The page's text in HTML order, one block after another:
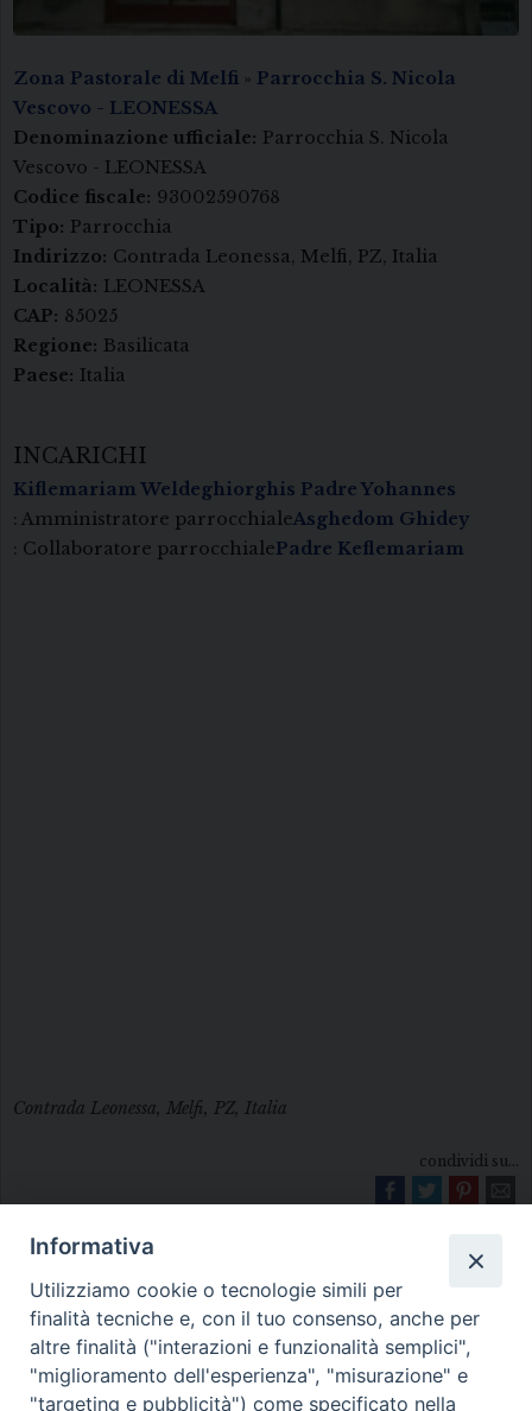
Zona Pastorale di Melfi » Parrocchia S. Nicola
Vescovo - LEONESSA
Denominazione ufficiale: Parrocchia S. Nicola
Vescovo - LEONESSA
Codice fiscale: 93002590768
Tipo: Parrocchia
Indirizzo: Contrada Leonessa, Melfi, PZ, Italia
Località: LEONESSA
CAP: 85025
Regione: Basilicata
Paese: Italia
INCARICHI
Kiflemariam Weldeghiorghis Padre Yohannes
: Amministratore parrocchialeAsghedom Ghidey
Padre Keflemariam
: Collaboratore parrocchiale
Contrada Leonessa, Melfi, PZ, Italia
condividi su...
Diocesi di Melfi Rapolla Venosa
Informativa
Utilizziamo cookie o tecnologie simili per
finalità tecniche e, con il tuo consenso, anche per
altre finalità ("interazioni e funzionalità semplici",
"miglioramento dell'esperienza", "misurazione" e
"targeting e pubblicità") come specificato nella